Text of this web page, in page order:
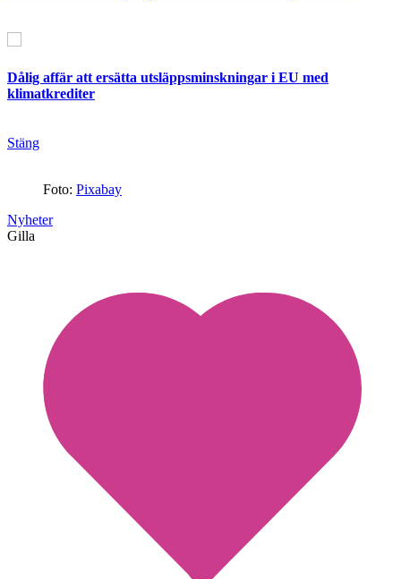
Dålig affär att ersätta utsläppsminskningar i EU med
klimatkrediter
Stäng
Foto: Pixabay
Nyheter
Gilla